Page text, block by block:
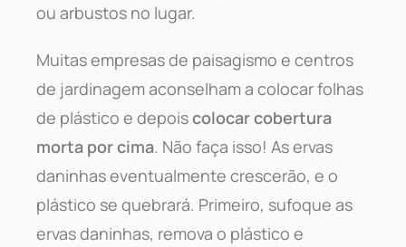
ou arbustos no lugar.
Muitas empresas de paisagismo e centros
de jardinagem aconselham a colocar folhas
de plástico e depoiscolocar cobertura
morta por cima. Não faça isso! As ervas
daninhas eventualmente crescerão, e o
plástico se quebrará. Primeiro, sufoque as
ervas daninhas, remova o plástico e